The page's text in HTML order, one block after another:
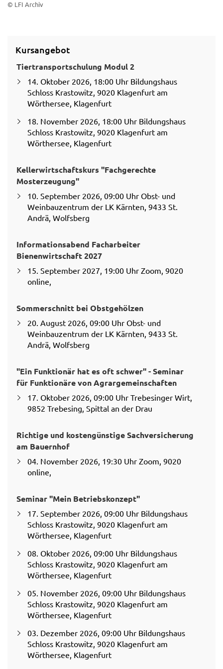
© LFI Archiv
Kursangebot
Tiertransportschulung Modul 2
14. Oktober 2026, 18:00 Uhr Bildungshaus
Schloss Krastowitz, 9020 Klagenfurt am
Wörthersee, Klagenfurt
18. November 2026, 18:00 Uhr Bildungshaus
Schloss Krastowitz, 9020 Klagenfurt am
Wörthersee, Klagenfurt
Kellerwirtschaftskurs "Fachgerechte
Mosterzeugung"
10. September 2026, 09:00 Uhr Obst- und
Weinbauzentrum der LK Kärnten, 9433 St.
Andrä, Wolfsberg
Informationsabend Facharbeiter
Bienenwirtschaft 2027
15. September 2027, 19:00 Uhr Zoom, 9020
online,
Sommerschnitt bei Obstgehölzen
20. August 2026, 09:00 Uhr Obst- und
Weinbauzentrum der LK Kärnten, 9433 St.
Andrä, Wolfsberg
"Ein Funktionär hat es oft schwer" - Seminar
für Funktionäre von Agrargemeinschaften
17. Oktober 2026, 09:00 Uhr Trebesinger Wirt,
9852 Trebesing, Spittal an der Drau
Richtige und kostengünstige Sachversicherung
am Bauernhof
04. November 2026, 19:30 Uhr Zoom, 9020
online,
Seminar "Mein Betriebskonzept"
17. September 2026, 09:00 Uhr Bildungshaus
Schloss Krastowitz, 9020 Klagenfurt am
Wörthersee, Klagenfurt
08. Oktober 2026, 09:00 Uhr Bildungshaus
Schloss Krastowitz, 9020 Klagenfurt am
Wörthersee, Klagenfurt
05. November 2026, 09:00 Uhr Bildungshaus
Schloss Krastowitz, 9020 Klagenfurt am
Wörthersee, Klagenfurt
03. Dezember 2026, 09:00 Uhr Bildungshaus
Schloss Krastowitz, 9020 Klagenfurt am
Wörthersee, Klagenfurt